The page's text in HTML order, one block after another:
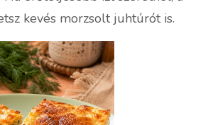
kevés morzsolt juhtúrót is.